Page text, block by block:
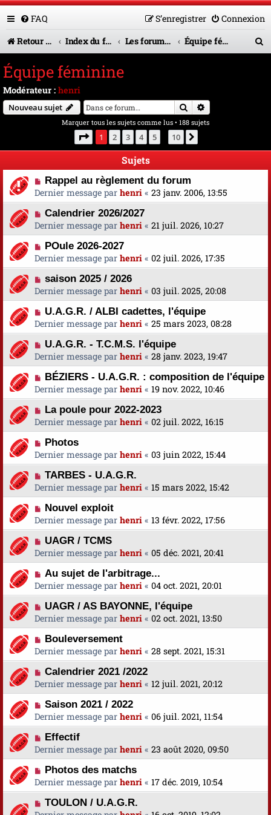
FAQ Connexion
S’enregistrer
Retour vers le site U.A.G.R.
Index du forum Les forums en service Équipe féminine
c
h
Équipe féminine
Modérateur : henri
Nouveau sujet Rechercher
Marquer tous les sujets comme lus • 188 sujets
Page 1sur10
1 2 3 4 5 10
Sujets
Rappel au règlement du forum
Dernier message par henri « 23 janv. 2006, 13:55
Calendrier 2026/2027
Dernier message par henri « 21 juil. 2026, 10:27
POule 2026-2027
Dernier message par henri « 02 juil. 2026, 17:35
saison 2025 / 2026
Dernier message par henri « 03 juil. 2025, 20:08
U.A.G.R. / ALBI cadettes, l'équipe
Dernier message par henri « 25 mars 2023, 08:28
U.A.G.R. - T.C.M.S. l'équipe
Dernier message par henri « 28 janv. 2023, 19:47
BÉZIERS - U.A.G.R. : composition de l'équipe
Dernier message par henri « 19 nov. 2022, 10:46
La poule pour 2022-2023
Dernier message par henri « 02 juil. 2022, 16:15
Photos
Dernier message par henri « 03 juin 2022, 15:44
TARBES - U.A.G.R.
Dernier message par henri « 15 mars 2022, 15:42
Nouvel exploit
Dernier message par henri « 13 févr. 2022, 17:56
UAGR / TCMS
Dernier message par henri « 05 déc. 2021, 20:41
Au sujet de l'arbitrage...
Dernier message par henri « 04 oct. 2021, 20:01
UAGR / AS BAYONNE, l'équipe
Dernier message par henri « 02 oct. 2021, 13:50
Bouleversement
Dernier message par henri « 28 sept. 2021, 15:31
Calendrier 2021 /2022
Dernier message par henri « 12 juil. 2021, 20:12
Saison 2021 / 2022
Dernier message par henri « 06 juil. 2021, 11:54
Effectif
Dernier message par henri « 23 août 2020, 09:50
Photos des matchs
Dernier message par henri « 17 déc. 2019, 10:54
TOULON / U.A.G.R.